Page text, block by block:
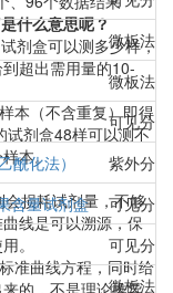
什么意思呢？
剂盒可以测多少样，
超出需用量的10-
本（不含重复）即得
试剂盒48样可以测不
本。
损耗试剂量，不够
线是可以溯源，保
。
准曲线方程，同时给
的，不是理论推导
微板法
微板法
可见分
酰化法）
紫外分
含量试剂盒
可见分
可见分
微板法